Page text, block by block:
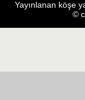
Yayınlanan köşe
©